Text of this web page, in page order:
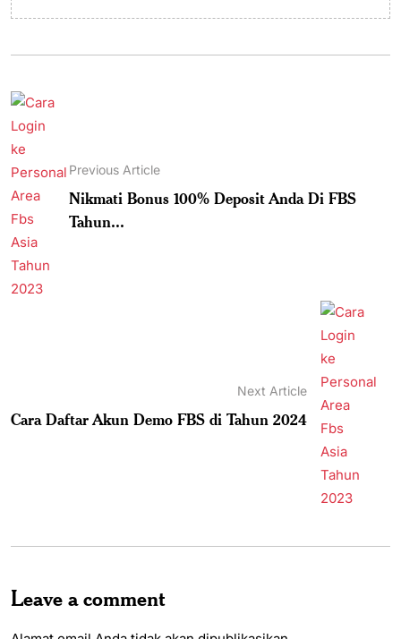
Previous Article
Nikmati Bonus 100% Deposit Anda Di FBS
Tahun...
Next Article
Cara Daftar Akun Demo FBS di Tahun 2024
Leave a comment